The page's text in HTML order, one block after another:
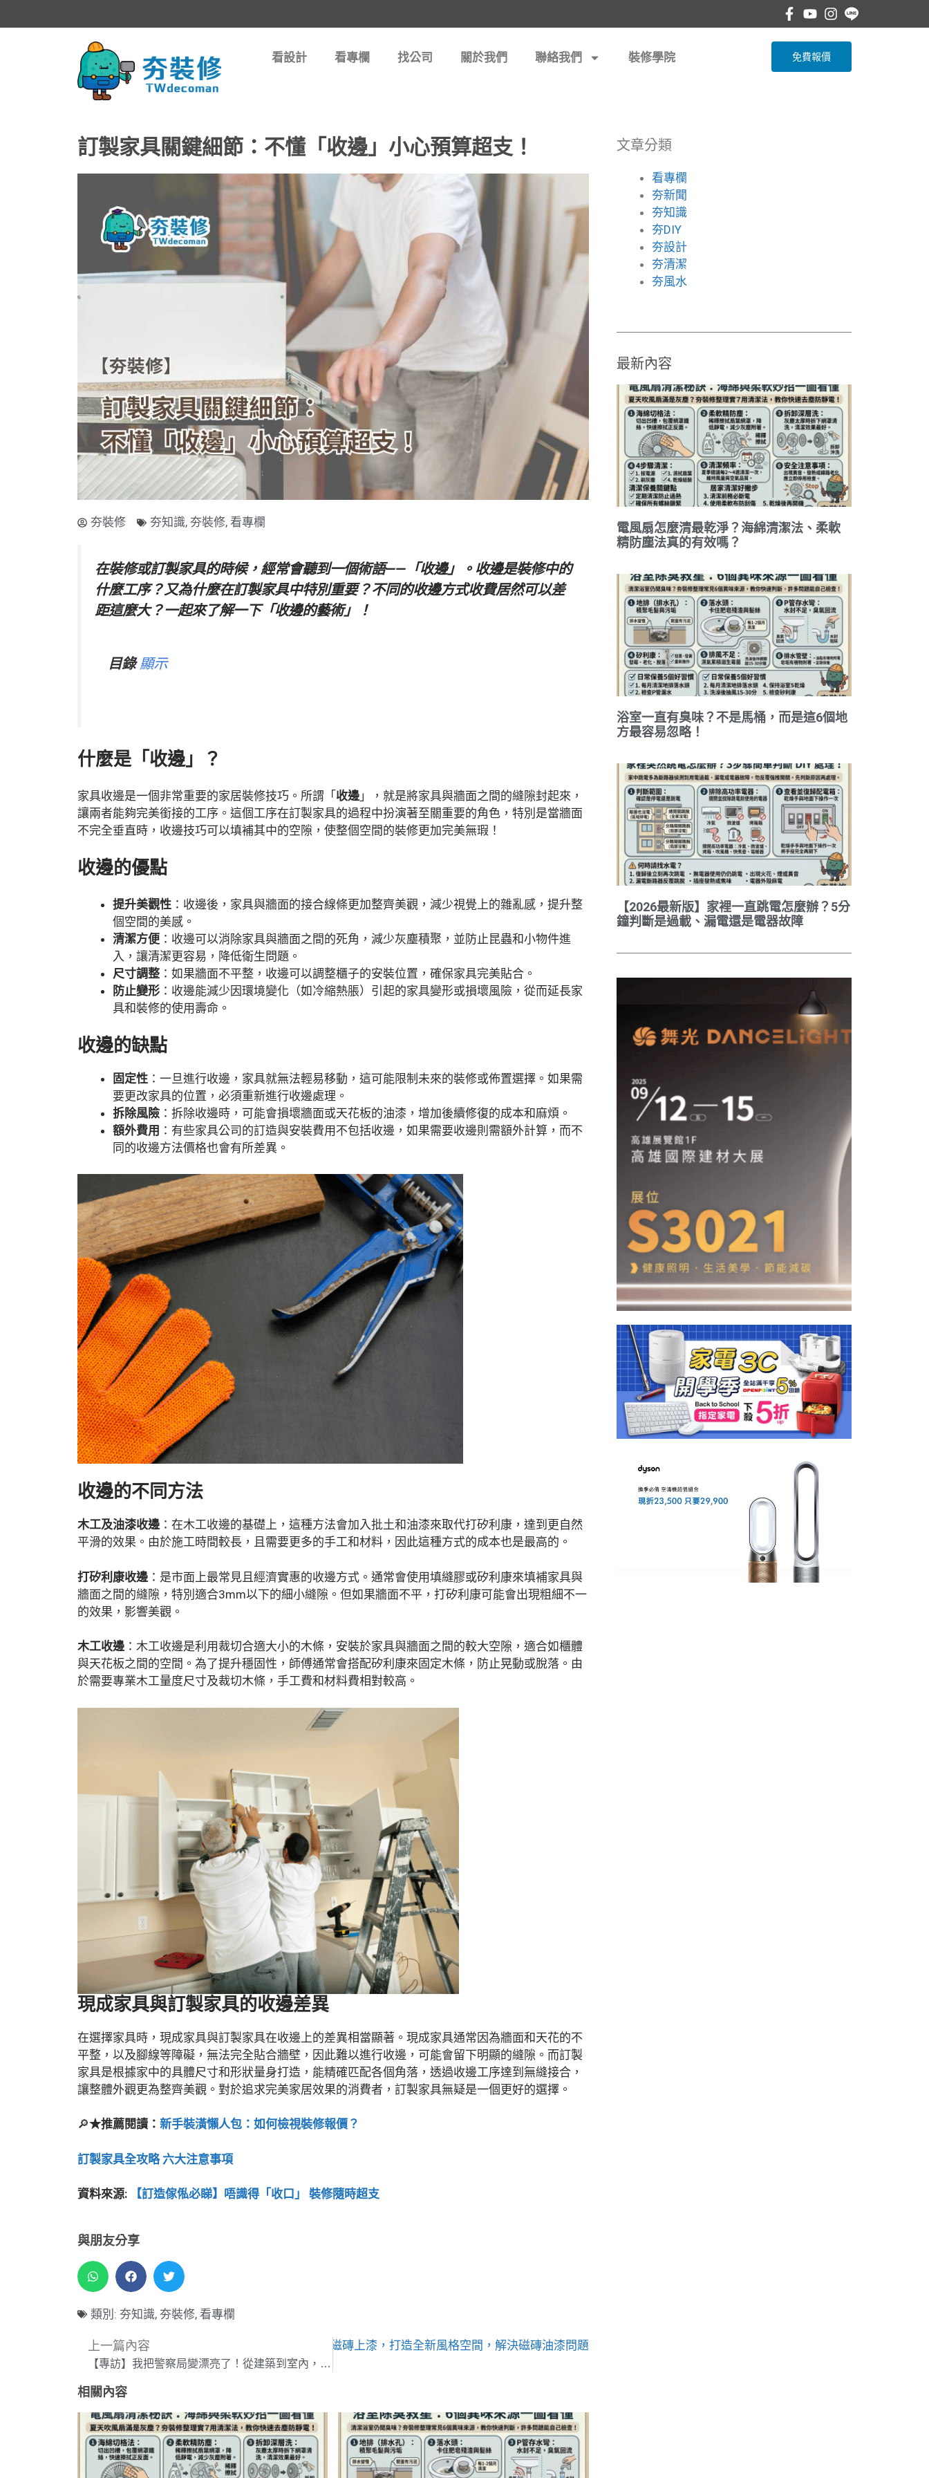
看設計 看專欄 找公司 關於我們 聯絡我們 裝修學院 免費報價
訂製家具關鍵細節：不懂「收邊」小心預算超支！
夯裝修 夯知識, 夯裝修, 看專欄
在裝修或訂製家具的時候，經常會聽到一個術語——「收邊」。收邊是裝修中的
什麼工序？又為什麼在訂製家具中特別重要？不同的收邊方式收費居然可以差
距這麼大？一起來了解一下「收邊的藝術」！
目錄 顯示
什麼是「收邊」？
家具收邊是一個非常重要的家居裝修技巧。所謂「 收邊」，就是將家具與牆面之間的縫隙封起來，
讓兩者能夠完美銜接的工序。這個工序在訂製家具的過程中扮演著至關重要的角色，特別是當牆面
不完全垂直時，收邊技巧可以填補其中的空隙，使整個空間的裝修更加完美無瑕！
收邊的優點
提升美觀性 ：收邊後，家具與牆面的接合線條更加整齊美觀，減少視覺上的雜亂感，提升整
個空間的美感。
清潔方便 ：收邊可以消除家具與牆面之間的死角，減少灰塵積聚，並防止昆蟲和小物件進
入，讓清潔更容易，降低衛生問題。
尺寸調整 ：如果牆面不平整，收邊可以調整櫃子的安裝位置，確保家具完美貼合。
防止變形 ：收邊能減少因環境變化（如冷縮熱脹）引起的家具變形或損壞風險，從而延長家
具和裝修的使用壽命。
收邊的缺點
固定性 ：一旦進行收邊，家具就無法輕易移動，這可能限制未來的裝修或佈置選擇。如果需
要更改家具的位置，必須重新進行收邊處理。
拆除風險 ：拆除收邊時，可能會損壞牆面或天花板的油漆，增加後續修復的成本和麻煩。
額外費用 ：有些家具公司的訂造與安裝費用不包括收邊，如果需要收邊則需額外計算，而不
同的收邊方法價格也會有所差異。
收邊的不同方法
木工及油漆收邊：在木工收邊的基礎上，這種方法會加入批土和油漆來取代打矽利康，達到更自然
平滑的效果。由於施工時間較長，且需要更多的手工和材料，因此這種方式的成本也是最高的。
打矽利康收邊 ：是市面上最常見且經濟實惠的收邊方式。通常會使用填縫膠或矽利康來填補家具與
牆面之間的縫隙，特別適合3mm以下的細小縫隙。但如果牆面不平，打矽利康可能會出現粗細不一
的效果，影響美觀。
木工收邊：木工收邊是利用裁切合適大小的木條，安裝於家具與牆面之間的較大空隙，適合如櫃體
與天花板之間的空間。為了提升穩固性，師傅通常會搭配矽利康來固定木條，防止晃動或脫落。由
於需要專業木工量度尺寸及裁切木條，手工費和材料費相對較高。
現成家具與訂製家具的收邊差異
在選擇家具時，現成家具與訂製家具在收邊上的差異相當顯著。現成家具通常因為牆面和天花的不
平整，以及腳線等障礙，無法完全貼合牆壁，因此難以進行收邊，可能會留下明顯的縫隙。而訂製
家具是根據家中的具體尺寸和形狀量身打造，能精確匹配各個角落，透過收邊工序達到無縫接合，
讓整體外觀更為整齊美觀。對於追求完美家居效果的消費者，訂製家具無疑是一個更好的選擇。
🔎★推薦閱讀： 新手裝潢懶人包：如何檢視裝修報價？
訂製家具全攻略 六大注意事項
資料來源: 【訂造傢俬必睇】唔識得「收口」 裝修隨時超支
與朋友分享
類別: 夯知識, 夯裝修, 看專欄
上一篇內容
【專訪】我把警察局變漂亮了！從建築到室內，戶力設計陳怡瑾的設計空間美學
下一篇內容【磁磚上漆】輕鬆改造！教你如何替磁磚上漆，打造全新風格空間，解決磁磚油漆問題
相關內容
文章分類
看專欄
夯新聞
夯知識
夯DIY
夯設計
夯清潔
夯風水
最新內容
電風扇怎麼清最乾淨？海綿清潔法、柔軟
精防塵法真的有效嗎？
浴室一直有臭味？不是馬桶，而是這6個地
方最容易忽略！
【2026最新版】家裡一直跳電怎麼辦？5分
鐘判斷是過載、漏電還是電器故障